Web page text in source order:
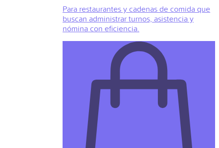
Para restaurantes y cadenas de comida que
buscan administrar turnos, asistencia y
nómina con eficiencia.